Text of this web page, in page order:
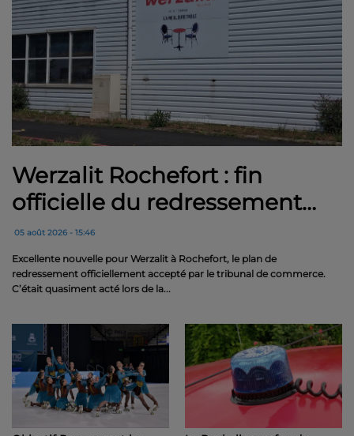
Werzalit Rochefort : fin
officielle du redressement
judiciaire, le plan de la
direction a été accepté.
05 août 2026 - 15:46
Excellente nouvelle pour Werzalit à Rochefort, le plan de
redressement officiellement accepté par le tribunal de commerce.
C’était quasiment acté lors de la...